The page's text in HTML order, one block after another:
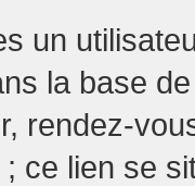
un
la base
rendez-
; ce lien se